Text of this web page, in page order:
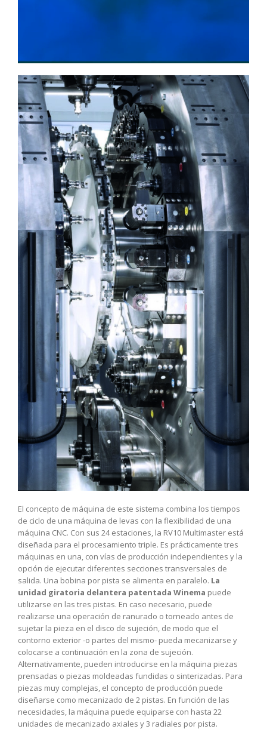
El concepto de máquina de este sistema combina los tiempos
de ciclo de una máquina de levas con la flexibilidad de una
máquina CNC. Con sus 24 estaciones, la RV10 Multimaster está
diseñada para el procesamiento triple. Es prácticamente tres
máquinas en una, con vías de producción independientes y la
opción de ejecutar diferentes secciones transversales de
salida. Una bobina por pista se alimenta en paralelo. La
unidad giratoria delantera patentada Winema puede
utilizarse en las tres pistas. En caso necesario, puede
realizarse una operación de ranurado o torneado antes de
sujetar la pieza en el disco de sujeción, de modo que el
contorno exterior -o partes del mismo- pueda mecanizarse y
colocarse a continuación en la zona de sujeción.
Alternativamente, pueden introducirse en la máquina piezas
prensadas o piezas moldeadas fundidas o sinterizadas. Para
piezas muy complejas, el concepto de producción puede
diseñarse como mecanizado de 2 pistas. En función de las
necesidades, la máquina puede equiparse con hasta 22
unidades de mecanizado axiales y 3 radiales por pista.